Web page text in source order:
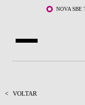
Saltar para o conteúdo principal
NOVA SBE
< VOLTAR